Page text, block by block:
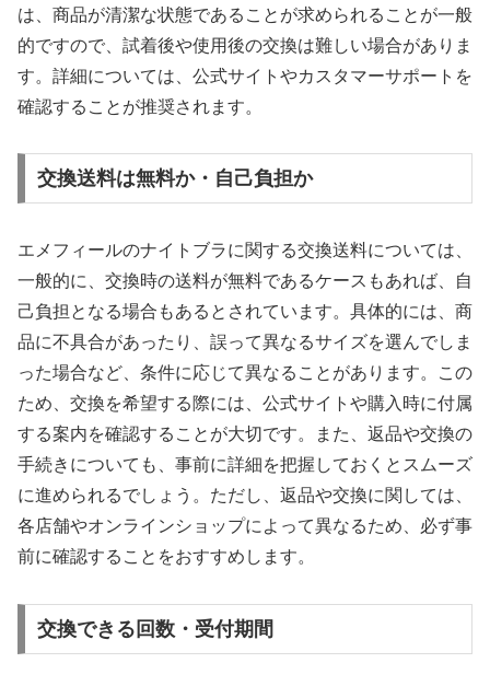
は、商品が清潔な状態であることが求められることが一般
的ですので、試着後や使用後の交換は難しい場合がありま
す。詳細については、公式サイトやカスタマーサポートを
確認することが推奨されます。
交換送料は無料か・自己負担か
エメフィールのナイトブラに関する交換送料については、
一般的に、交換時の送料が無料であるケースもあれば、自
己負担となる場合もあるとされています。具体的には、商
品に不具合があったり、誤って異なるサイズを選んでしま
った場合など、条件に応じて異なることがあります。この
ため、交換を希望する際には、公式サイトや購入時に付属
する案内を確認することが大切です。また、返品や交換の
手続きについても、事前に詳細を把握しておくとスムーズ
に進められるでしょう。ただし、返品や交換に関しては、
各店舗やオンラインショップによって異なるため、必ず事
前に確認することをおすすめします。
交換できる回数・受付期間